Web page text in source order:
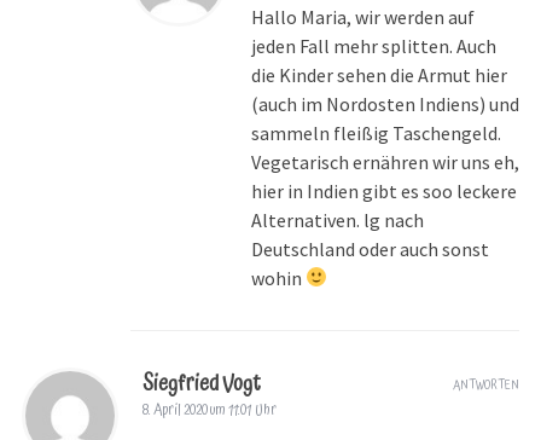
Hallo Maria, wir werden auf
jeden Fall mehr splitten. Auch
die Kinder sehen die Armut hier
(auch im Nordosten Indiens) und
sammeln fleißig Taschengeld.
Vegetarisch ernähren wir uns eh,
hier in Indien gibt es soo leckere
Alternativen. lg nach
Deutschland oder auch sonst
wohin
Siegfried Vogt
8. April 2020 um 11:01 Uhr
ANTWORTEN